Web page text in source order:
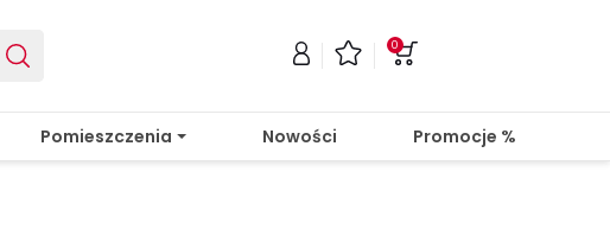
0
Pomieszczenia Nowości Promocje %